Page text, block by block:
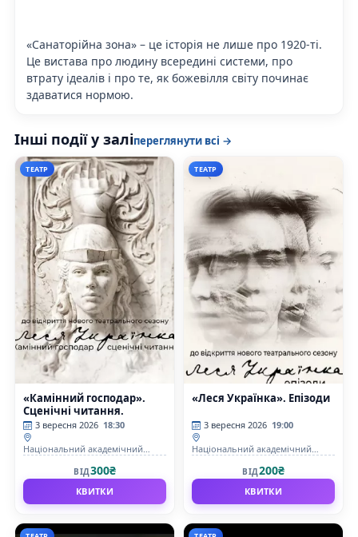
«Санаторійна зона» – це історія не лише про 1920-ті.
Це вистава про людину всередині системи, про
втрату ідеалів і про те, як божевілля світу починає
здаватися нормою.
Інші події у заліпереглянути всі →
ТЕАТР
«Камінний господар».
Сценічні читання.
3 вересня 2026 18:30
Національний академічний
ВІД300₴
КВИТКИ
ТЕАТР
«Леся Українка». Епізоди
3 вересня 2026 19:00
Національний академічний
ВІД200₴
КВИТКИ